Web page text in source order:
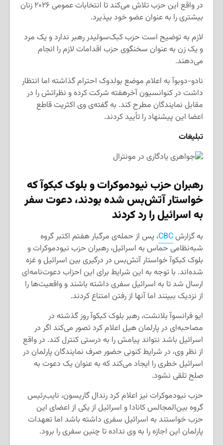
در واقع این حزب تلاش می‌کند تا انتخابات عمومی ۲۰۲۶ زنان
بیشتری را به عنوان عضو خود بپذیرد.
لازم به توضیح است حزب کبک‌سولیدر رهبر ندارد و یک مرد
و یک زن به عنوان سخنگوی حزب اقدامات لازم را انجام
می‌دهند.
نادو-دوبوآ به اعلام موضع بولدوک احترام گذاشته اما انتظار
داشت در کنوانسیون آخرهفته شرکت کرده و نظراتش را در
مقابل نمایندگان مطرح کند. به گفته‌ی وی اکثریت قاطع
اعضا این پیشنهاد را تأیید کردند.
تبلیغات
رهبران حزب نیودموکرات و بلوک کبکوآ که
خواستار آتش‌بس شده بودند، دعوت سفر
به اسرائیل را رد کردند
به گزارشCBC، پس از حمله‌ی مرگبار هفتم اکتبر گروه
شبه‌نظامی حماس به اسرائیل، رهبران حزب نیودموکرات و
بلوک کبکوآ خواستار آتش‌بس در درگیری بین اسرائیل و غزه
شده‌اند. با توجه به این شرایط برای این احزاب دعوت‌نامه‌ای
ارسال شد تا به اسرائیل سفری داشته باشند و واقعیت‌ها را
از نزدیک ببینند اما آنها از رفتن امتناع کردند.
ایو فرانسوآ بلانشت، رهبر بلوک کبکوآ روز گذشته در
مصاحبه‌ای در پارلمان هیل اعلام کرد تصور می‌کند اگر در
اسرائیل باشد نتواند پیامش را به درستی کنترل کند. در واقع
از نظر وی، در شرایط کنونی حضور صرف نمایندگان پارلمان در
اسرائیل خطری را ایجاد می‌کند که به عنوان یک دعوت به
صلح تلقی نشود.
حزب نیودموکرات نیز اعلام کرد رندال گاریسون، نایب‌رئیس
گروه بین‌المجالس کانادا و اسرائیل از یکی از اعضای این
حزب خواستند به اسرائیل سفری داشته باشد اما تعهدات
پارلمان این اجازه را به وی نداده تا چنین سفری را برود.